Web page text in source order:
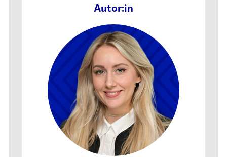
Autor:in